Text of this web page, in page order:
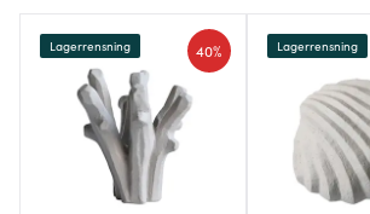
40%
Lagerrensning Lagerrensning